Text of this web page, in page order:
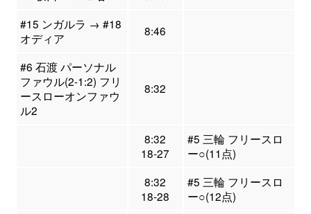
#15 ンガルラ → #18
オディア
8:46
#6 石渡 パーソナル
ファウル(2-1:2) フリ
ースローオンファウ
ル2
8:32
8:32
18-27
#5 三輪 フリースロ
ー○(11点)
8:32
18-28
#5 三輪 フリースロ
ー○(12点)